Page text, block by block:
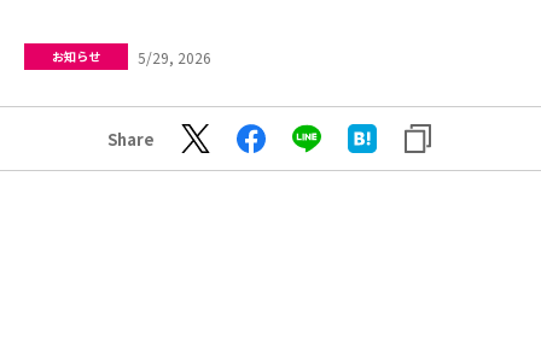
お知らせ 5/29, 2026
Share